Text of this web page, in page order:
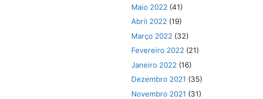
Maio 2022 (41)
Abril 2022 (19)
Março 2022 (32)
Fevereiro 2022 (21)
Janeiro 2022 (16)
Dezembro 2021 (35)
Novembro 2021 (31)